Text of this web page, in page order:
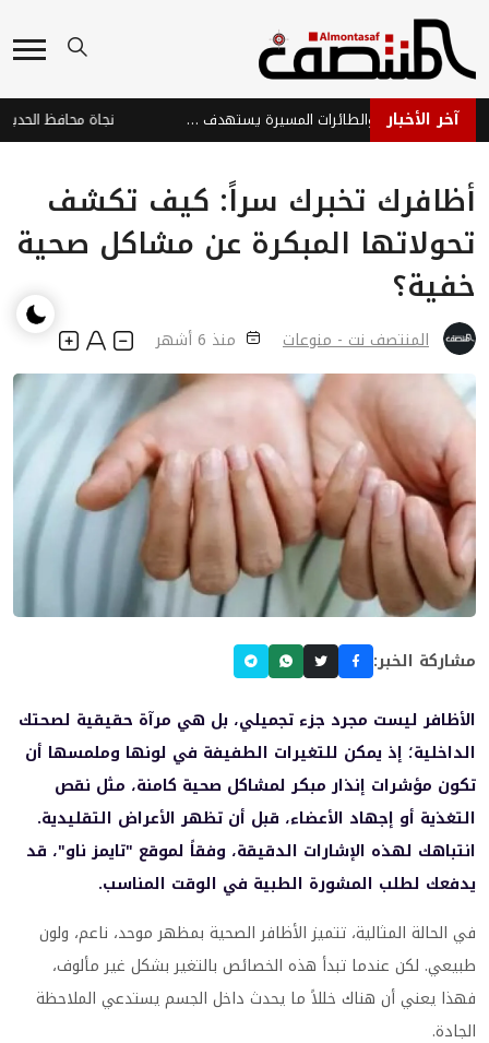
آخر الأخبار هجوم حوثي بالصواريخ والطائرات المسيرة يستهدف ميناء المخا والساحل الغربي
أظافرك تخبرك سراً: كيف تكشف
تحولاتها المبكرة عن مشاكل صحية
خفية؟
المنتصف نت - منوعات منذ 6 أشهر
مشاركة الخبر:
الأظافر ليست مجرد جزء تجميلي، بل هي مرآة حقيقية لصحتك
الداخلية؛ إذ يمكن للتغيرات الطفيفة في لونها وملمسها أن
تكون مؤشرات إنذار مبكر لمشاكل صحية كامنة، مثل نقص
التغذية أو إجهاد الأعضاء، قبل أن تظهر الأعراض التقليدية.
انتباهك لهذه الإشارات الدقيقة، وفقاً لموقع "تايمز ناو"، قد
يدفعك لطلب المشورة الطبية في الوقت المناسب.
في الحالة المثالية، تتميز الأظافر الصحية بمظهر موحد، ناعم، ولون
طبيعي. لكن عندما تبدأ هذه الخصائص بالتغير بشكل غير مألوف،
فهذا يعني أن هناك خللاً ما يحدث داخل الجسم يستدعي الملاحظة
الجادة.